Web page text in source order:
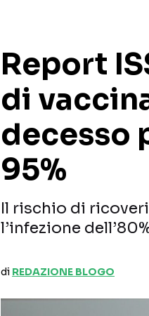
Report
di
decesso
95%
Il rischio di
l’infezione
di REDAZIONE BLOGO